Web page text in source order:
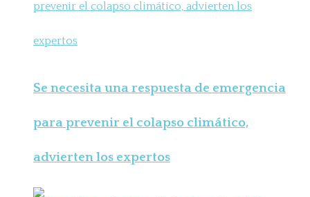
Se necesita una respuesta de emergencia
para prevenir el colapso climático,
advierten los expertos